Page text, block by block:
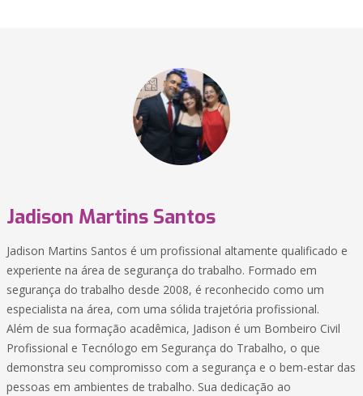
Jadison Martins Santos
Jadison Martins Santos é um profissional altamente qualificado e
experiente na área de segurança do trabalho. Formado em
segurança do trabalho desde 2008, é reconhecido como um
especialista na área, com uma sólida trajetória profissional.
Além de sua formação acadêmica, Jadison é um Bombeiro Civil
Profissional e Tecnólogo em Segurança do Trabalho, o que
demonstra seu compromisso com a segurança e o bem-estar das
pessoas em ambientes de trabalho. Sua dedicação ao